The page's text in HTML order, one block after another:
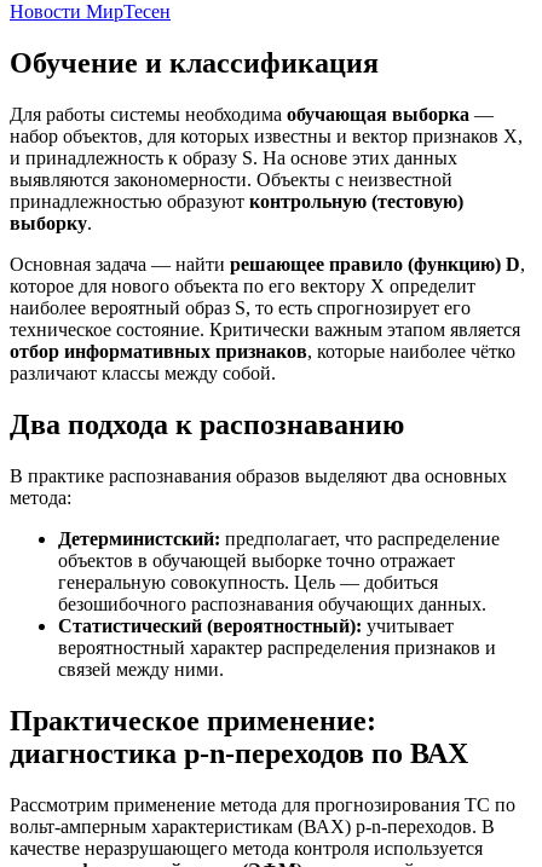
Новости МирТесен
Обучение и классификация
Для работы системы необходима обучающая выборка —
набор объектов, для которых известны и вектор признаков X,
и принадлежность к образу S. На основе этих данных
выявляются закономерности. Объекты с неизвестной
принадлежностью образуют контрольную (тестовую)
выборку.
Основная задача — найти решающее правило (функцию) D,
которое для нового объекта по его вектору X определит
наиболее вероятный образ S, то есть спрогнозирует его
техническое состояние. Критически важным этапом является
отбор информативных признаков, которые наиболее чётко
различают классы между собой.
Два подхода к распознаванию
В практике распознавания образов выделяют два основных
метода:
Детерминистский: предполагает, что распределение
объектов в обучающей выборке точно отражает
генеральную совокупность. Цель — добиться
безошибочного распознавания обучающих данных.
Статистический (вероятностный): учитывает
вероятностный характер распределения признаков и
связей между ними.
Практическое применение:
диагностика p-n-переходов по ВАХ
Рассмотрим применение метода для прогнозирования ТС по
вольт-амперным характеристикам (ВАХ) p-n-переходов. В
качестве неразрушающего метода контроля используется